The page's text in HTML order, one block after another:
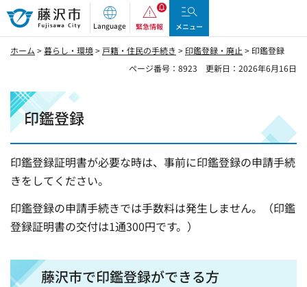
藤沢市
Language 緊急情報 メニュー
ホーム >暮らし・環境> 戸籍・住民の手続き > 印鑑登録・廃止 > 印鑑登録
ページ番号：8923
更新日：2026年6月16日
印鑑登録
印鑑登録証明書が必要な時は、事前に印鑑登録の申請手続
きをしてください。
印鑑登録の申請手続きでは手数料は発生しません。（印鑑
登録証明書の交付は1通300円です。）
藤沢市で印鑑登録ができる方